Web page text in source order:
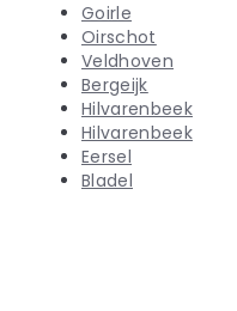
Goirle
Oirschot
Veldhoven
Bergeijk
Hilvarenbeek
Hilvarenbeek
Eersel
Bladel